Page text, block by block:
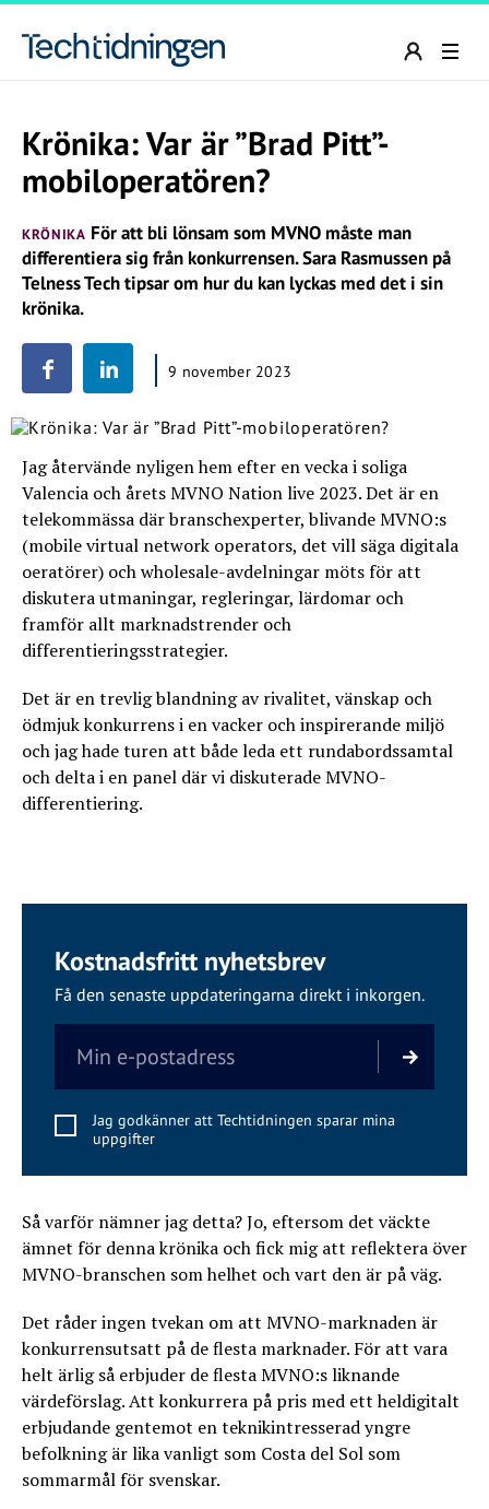
Krönika: Var är ”Brad Pitt”-
mobiloperatören?
KRÖNIKA För att bli lönsam som MVNO måste man
differentiera sig från konkurrensen. Sara Rasmussen på
Telness Tech tipsar om hur du kan lyckas med det i sin
krönika.
9 november 2023
Jag återvände nyligen hem efter en vecka i soliga
Valencia och årets MVNO Nation live 2023. Det är en
telekommässa där branschexperter, blivande MVNO:s
(mobile virtual network operators, det vill säga digitala
oeratörer) och wholesale-avdelningar möts för att
diskutera utmaningar, regleringar, lärdomar och
framför allt marknadstrender och
differentieringsstrategier.
Det är en trevlig blandning av rivalitet, vänskap och
ödmjuk konkurrens i en vacker och inspirerande miljö
och jag hade turen att både leda ett rundabordssamtal
och delta i en panel där vi diskuterade MVNO-
differentiering.
Kostnadsfritt nyhetsbrev
Få den senaste uppdateringarna direkt i inkorgen.
Jag godkänner att Techtidningen sparar mina
uppgifter
Så varför nämner jag detta? Jo, eftersom det väckte
ämnet för denna krönika och fick mig att reflektera över
MVNO-branschen som helhet och vart den är på väg.
Det råder ingen tvekan om att MVNO-marknaden är
konkurrensutsatt på de flesta marknader. För att vara
helt ärlig så erbjuder de flesta MVNO:s liknande
värdeförslag. Att konkurrera på pris med ett heldigitalt
erbjudande gentemot en teknikintresserad yngre
befolkning är lika vanligt som Costa del Sol som
sommarmål för svenskar.